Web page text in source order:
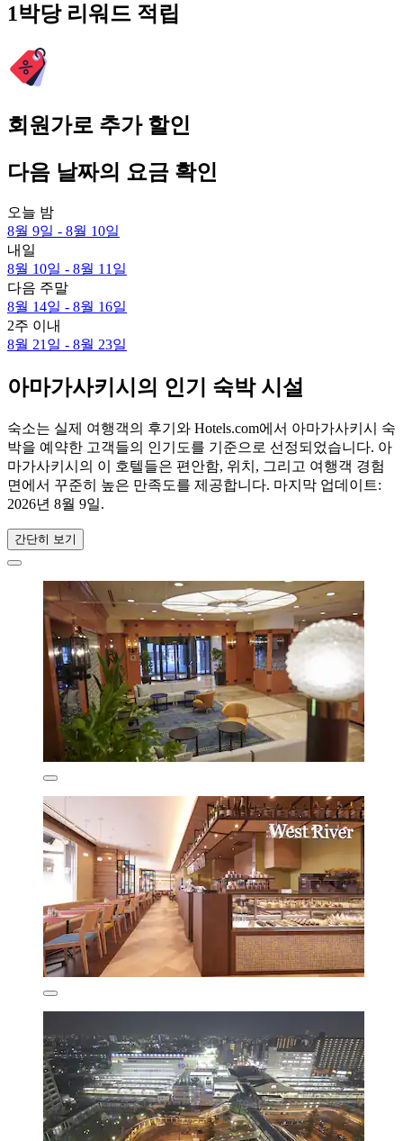
1박당 리워드 적립
회원가로 추가 할인
다음 날짜의 요금 확인
오늘 밤
8월 9일 - 8월 10일
내일
8월 10일 - 8월 11일
다음 주말
8월 14일 - 8월 16일
2주 이내
8월 21일 - 8월 23일
아마가사키시의 인기 숙박 시설
숙소는 실제 여행객의 후기와 Hotels.com에서 아마가사키시 숙
박을 예약한 고객들의 인기도를 기준으로 선정되었습니다. 아
마가사키시의 이 호텔들은 편안함, 위치, 그리고 여행객 경험
면에서 꾸준히 높은 만족도를 제공합니다. 마지막 업데이트:
2026년 8월 9일.
간단히 보기